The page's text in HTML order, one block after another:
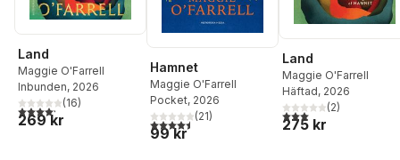
Land
Maggie O'Farrell
Inbunden, 2026
4,2utav 5 stjärnor. Totalt antal röster:
(16)
269 kr
Hamnet
Maggie O'Farrell
Pocket, 2026
4,5utav 5 stjärnor. Totalt antal röster:
(21)
99 kr
Land
Maggie O'Farrell
Häftad, 2026
3,0utav 5 stjärnor.
(2)
275 kr